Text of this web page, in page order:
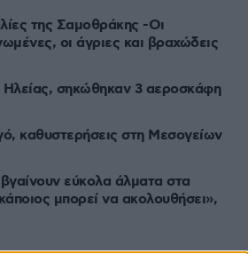
της Σαμοθράκης -Οι
οι άγριες και βραχώδεις
σηκώθηκαν 3 αεροσκάφη
καθυστερήσεις στη Μεσογείων
εύκολα άλματα στα
μπορεί να ακολουθήσει»,